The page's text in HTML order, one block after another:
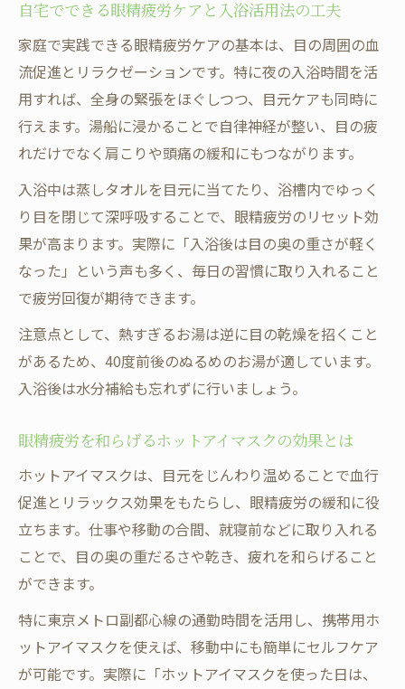
自宅でできる眼精疲労ケアと入浴活用法の工夫
家庭で実践できる眼精疲労ケアの基本は、目の周囲の血
流促進とリラクゼーションです。特に夜の入浴時間を活
用すれば、全身の緊張をほぐしつつ、目元ケアも同時に
行えます。湯船に浸かることで自律神経が整い、目の疲
れだけでなく肩こりや頭痛の緩和にもつながります。
入浴中は蒸しタオルを目元に当てたり、浴槽内でゆっく
り目を閉じて深呼吸することで、眼精疲労のリセット効
果が高まります。実際に「入浴後は目の奥の重さが軽く
なった」という声も多く、毎日の習慣に取り入れること
で疲労回復が期待できます。
注意点として、熱すぎるお湯は逆に目の乾燥を招くこと
があるため、40度前後のぬるめのお湯が適しています。
入浴後は水分補給も忘れずに行いましょう。
眼精疲労を和らげるホットアイマスクの効果とは
ホットアイマスクは、目元をじんわり温めることで血行
促進とリラックス効果をもたらし、眼精疲労の緩和に役
立ちます。仕事や移動の合間、就寝前などに取り入れる
ことで、目の奥の重だるさや乾き、疲れを和らげること
ができます。
特に東京メトロ副都心線の通勤時間を活用し、携帯用ホ
ットアイマスクを使えば、移動中にも簡単にセルフケア
が可能です。実際に「ホットアイマスクを使った日は、